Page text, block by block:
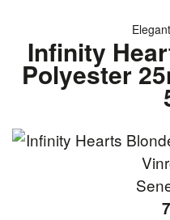
Infinity
Polyester